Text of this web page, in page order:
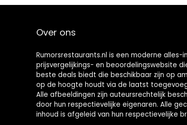
Over ons
Rumorsrestaurants.nl is een moderne alles-
prijsvergelijkings- en beoordelingswebsite
beste deals biedt die beschikbaar zijn op
op de hoogte houdt via de laatst
Alle afbeeldingen zijn auteursrechtelijk
door hun respectievelijke eigenaren. Alle
inhoud is afgeleid van hun respectievelijke